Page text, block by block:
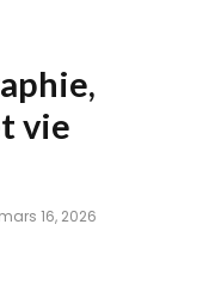
vie
mars 16, 2026